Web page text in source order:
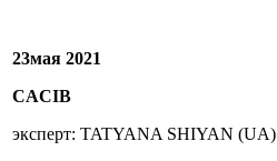
23мая 2021
CACIB
эксперт: TATYANA SHIYAN (UA)